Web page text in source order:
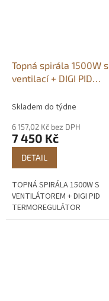
Topná spirála 1500W s
ventilací + DIGI PID
Skladem do týdne
6 157,02 Kč bez DPH
7 450 Kč
DETAIL
TOPNÁ SPIRÁLA 1500W S
VENTILÁTOREM + DIGI PID
TERMOREGULÁTOR